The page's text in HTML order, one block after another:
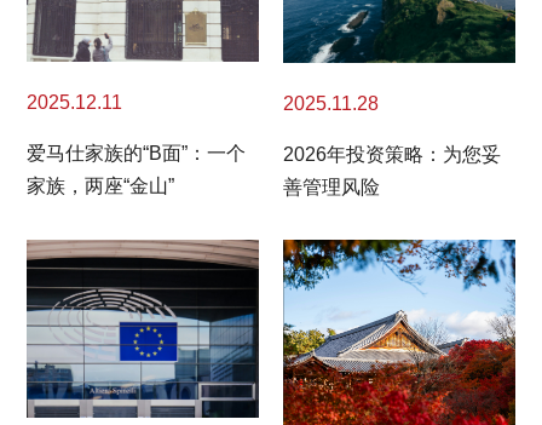
2025.12.11
爱马仕家族的“B面”：一个
家族，两座“金山”
2025.11.28
2026年投资策略：为您妥
善管理风险